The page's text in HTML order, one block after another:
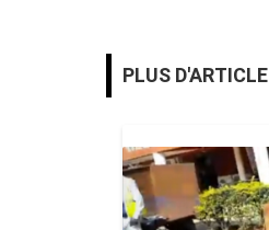
PLUS D'ARTICLE